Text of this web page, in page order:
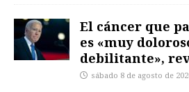
El cáncer que
es «muy
debilitante»,
sábado 8 de agosto de